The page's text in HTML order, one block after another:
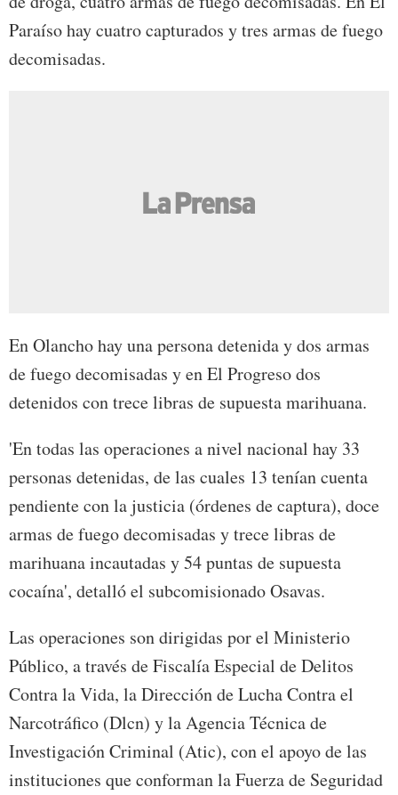
Paraíso hay cuatro capturados y tres armas de fuego
decomisadas.
En Olancho hay una persona detenida y dos armas
de fuego decomisadas y en El Progreso dos
detenidos con trece libras de supuesta marihuana.
'En todas las operaciones a nivel nacional hay 33
personas detenidas, de las cuales 13 tenían cuenta
pendiente con la justicia (órdenes de captura), doce
armas de fuego decomisadas y trece libras de
marihuana incautadas y 54 puntas de supuesta
cocaína', detalló el subcomisionadoOsavas.
Las operaciones son dirigidas por el Ministerio
Público, a través de Fiscalía Especial de Delitos
Contra la Vida, la Dirección de Lucha Contra el
Narcotráfico (Dlcn) y la Agencia Técnica de
Investigación Criminal (Atic), con el apoyo de las
instituciones que conforman la Fuerza de Seguridad